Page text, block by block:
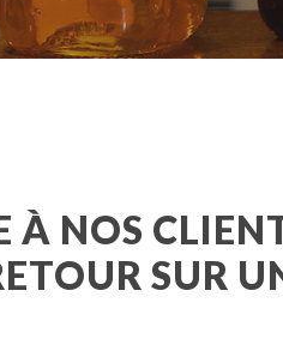
À NOS
SUR